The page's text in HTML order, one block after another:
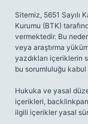
Sitemiz, 5651 Sayılı
Kurumu (BTK)
vermektedir. Bu
veya araştırma
yazdıkları içeriklerin
bu sorumluluğu kabul
Hukuka ve yasal
içerikleri,
ilgili içerikler yasal